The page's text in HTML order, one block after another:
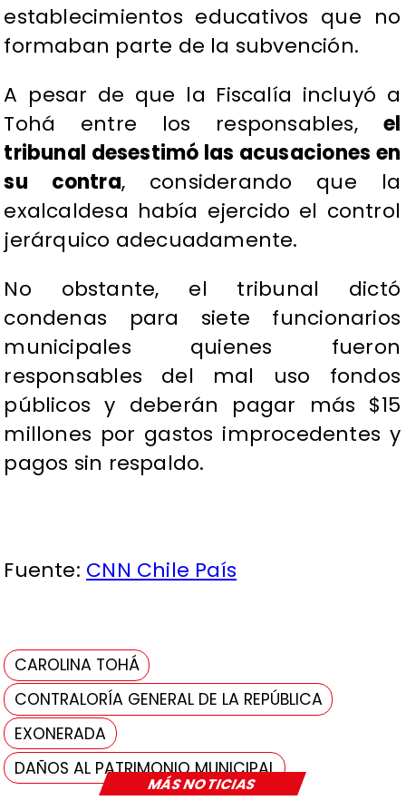
MÁS NOTICIAS
establecimientos educativos que no
formaban parte de la subvención.
A pesar de que la Fiscalía incluyó a
Tohá entre los responsables, el
tribunal desestimó las acusaciones en
su contra, considerando que la
exalcaldesa había ejercido el control
jerárquico adecuadamente.
No obstante, el tribunal dictó
condenas para siete funcionarios
municipales quienes fueron
responsables del mal uso fondos
públicos y deberán pagar más $15
millones por gastos improcedentes y
pagos sin respaldo.
Fuente: CNN Chile País
CAROLINA TOHÁ
CONTRALORÍA GENERAL DE LA REPÚBLICA
EXONERADA
DAÑOS AL PATRIMONIO MUNICIPAL